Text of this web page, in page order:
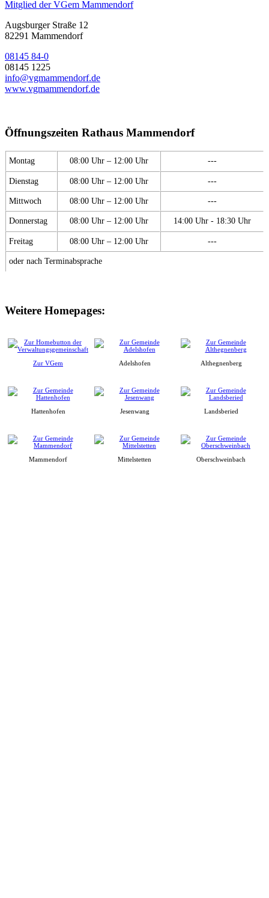
Mitglied der VGem Mammendorf
Augsburger Straße 12
82291 Mammendorf
08145 84-0
08145 1225
info@vgmammendorf.de
www.vgmammendorf.de
Öffnungszeiten Rathaus Mammendorf
Montag 08:00 Uhr – 12:00 Uhr ---
Dienstag 08:00 Uhr – 12:00 Uhr ---
Mittwoch 08:00 Uhr – 12:00 Uhr ---
Donnerstag 08:00 Uhr – 12:00 Uhr 14:00 Uhr - 18:30 Uhr
Freitag 08:00 Uhr – 12:00 Uhr ---
oder nach Terminabsprache
Weitere Homepages:
Zur VGem Adelshofen Althegnenberg
Hattenhofen Jesenwang Landsberied
Mammendorf Mittelstetten Oberschweinbach